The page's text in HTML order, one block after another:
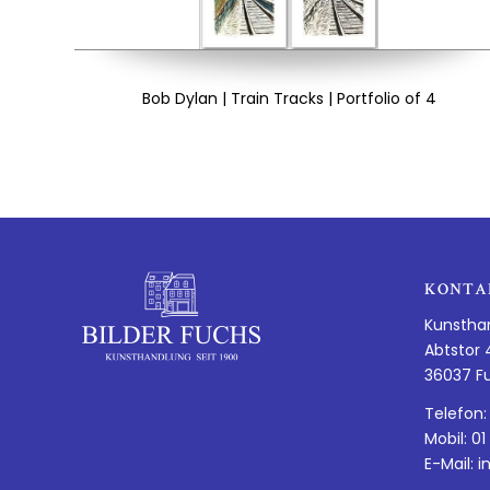
Bob Dylan | Train Tracks | Portfolio of 4
Abtstor
36037
Mobil:
E-Mail: